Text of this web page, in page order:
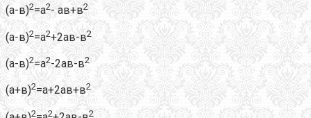
(а-в)2=а2- ав+в2
(а-в)2=а2+2ав-в2
(а-в)2=а2-2ав-в2
(а+в)2=а+2ав+в2
2 2 2